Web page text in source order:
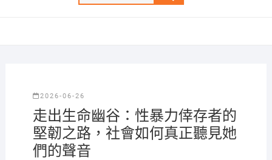
…
2026-06-26
走出生命幽谷：性暴力倖存者的
堅韌之路，社會如何真正聽見她
們的聲音